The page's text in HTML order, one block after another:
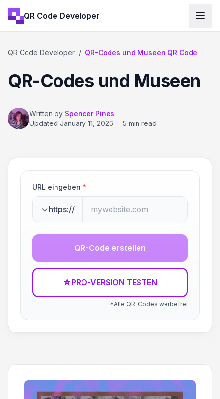
QR Code Developer
QR Code Developer / QR-Codes und Museen QR Code
QR-Codes und Museen
Written by Spencer Pines
Updated January 11, 2026 · 5 min read
URL eingeben *
https://
QR-Code erstellen
☆PRO-VERSION TESTEN
*Alle QR-Codes werbefrei